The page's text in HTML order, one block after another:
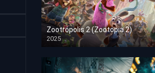
Zootrópolis 2 (Zootopia 2)
2025
HD 1080p